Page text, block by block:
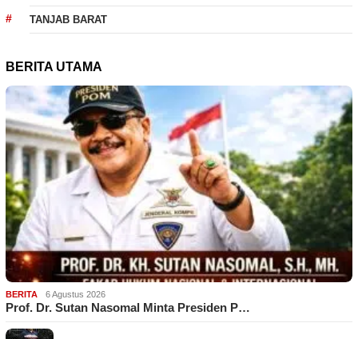
TANJAB BARAT
BERITA UTAMA
BERITA 6 Agustus 2026
Prof. Dr. Sutan Nasomal Minta Presiden P…